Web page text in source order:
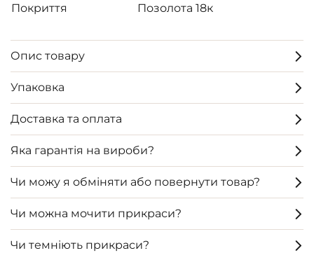
Покриття
Позолота 18к
Опис товару
Упаковка
Доставка та оплата
Яка гарантія на вироби?
Чи можу я обміняти або повернути товар?
Чи можна мочити прикраси?
Чи темніють прикраси?